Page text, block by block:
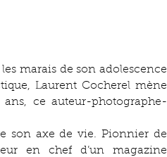
marais de son adolescence
Laurent Cocherel mène
ce auteur-photographe-
son axe de vie. Pionnier de
en chef d’un magazine